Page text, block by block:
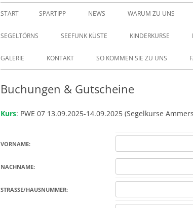
START SPARTIPP NEWS WARUM ZU UNS
SEGELTÖRNS SEEFUNK KÜSTE KINDERKURSE
GALERIE KONTAKT SO KOMMEN SIE ZU UNS
Buchungen & Gutscheine
Kurs: PWE 07 13.09.2025-14.09.2025 (Segelkurse
VORNAME:
NACHNAME:
STRASSE/HAUSNUMMER: